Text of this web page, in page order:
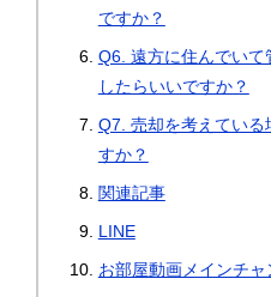
ですか？
Q6. 遠方に住んでいて
したらいいですか？
Q7. 売却を考えている
すか？
関連記事
LINE
お部屋動画メインチャ